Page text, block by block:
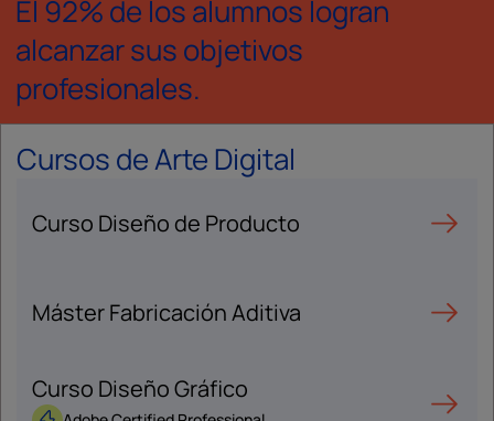
El 92% de los alumnos logran
alcanzar sus objetivos
profesionales.
Cursos de Arte Digital
Curso Diseño de Producto
Máster Fabricación Aditiva
Curso Diseño Gráfico